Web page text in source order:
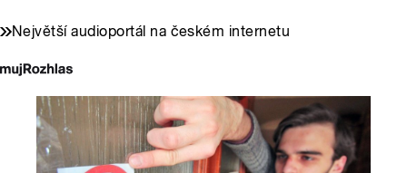
Největší audioportál na českém internetu